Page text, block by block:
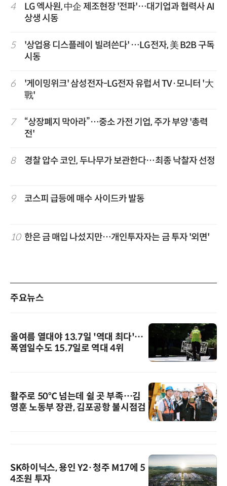
4
LG 엑사원, 中企 제조현장 '전파'…대기업과 협력사 AI
상생 시동
5
'상업용 디스플레이 빌려쓴다' …LG전자, 美 B2B 구독
시동
6
'게이밍위크' 삼성전자-LG전자 유럽서 TV·모니터 '大
戰'
7
“상장폐지 막아라”…중소 가전 기업, 주가 부양 '총력
전'
8 경찰 압수 코인, 두나무가 보관한다…최종 낙찰자 선정
9 코스피 급등에 매수 사이드카 발동
10 한은 금 매입 나섰지만…개인투자자는 금 투자 '외면'
주요뉴스
올여름 열대야 13.7일 '역대 최다'…
폭염일수도 15.7일로 역대 4위
활주로 50℃ 넘는데 쉴 곳 부족…김
영훈 노동부 장관, 김포공항 불시점검
SK하이닉스, 용인 Y2·청주 M17에 5
4조원 투자